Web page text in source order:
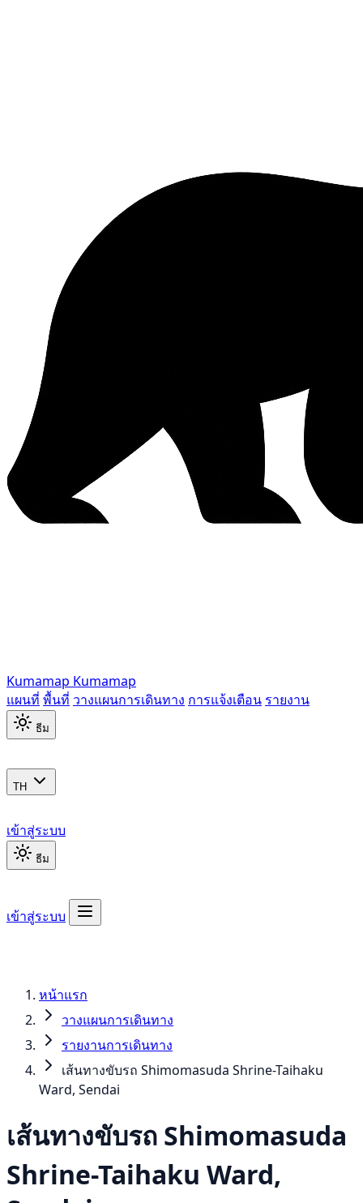
Kumamap Kumamap
แผนที่ พื้นที่ วางแผนการเดินทาง การแจ้งเตือน รายงาน
ธีม
TH
เข้าสู่ระบบ
ธีม
เข้าสู่ระบบ
หน้าแรก
วางแผนการเดินทาง
รายงานการเดินทาง
เส้นทางขับรถ Shimomasuda Shrine-Taihaku
Ward, Sendai
เส้นทางขับรถ Shimomasuda
Shrine-Taihaku Ward,